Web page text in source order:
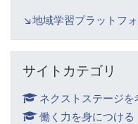
↘️地域学習プラットフ
サイトカテゴリ
ネクストステージを
働く力を身につける